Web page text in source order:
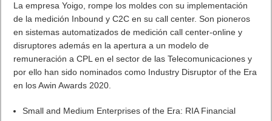
La empresa Yoigo, rompe los moldes con su implementación
de la medición Inbound y C2C en su call center. Son pioneros
en sistemas automatizados de medición call center-online y
disruptores además en la apertura a un modelo de
remuneración a CPL en el sector de las Telecomunicaciones y
por ello han sido nominados como Industry Disruptor of the Era
en los Awin Awards 2020.
Small and Medium Enterprises of the Era: RIA Financial